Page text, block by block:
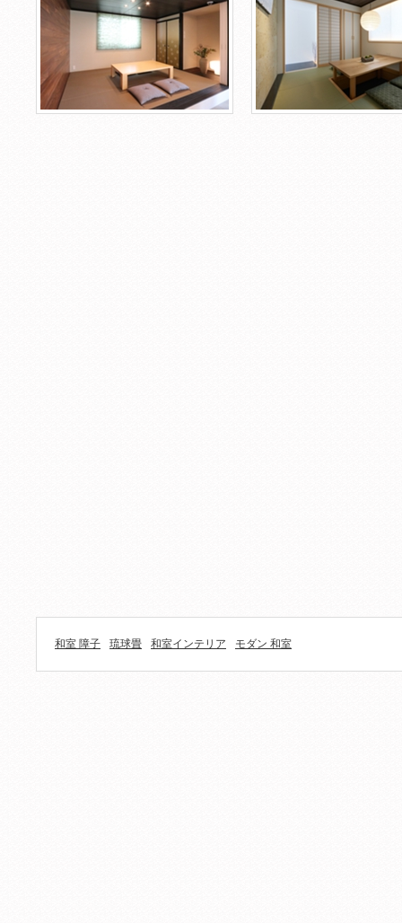
和室 障子 琉球畳 和室インテリア モダン 和室